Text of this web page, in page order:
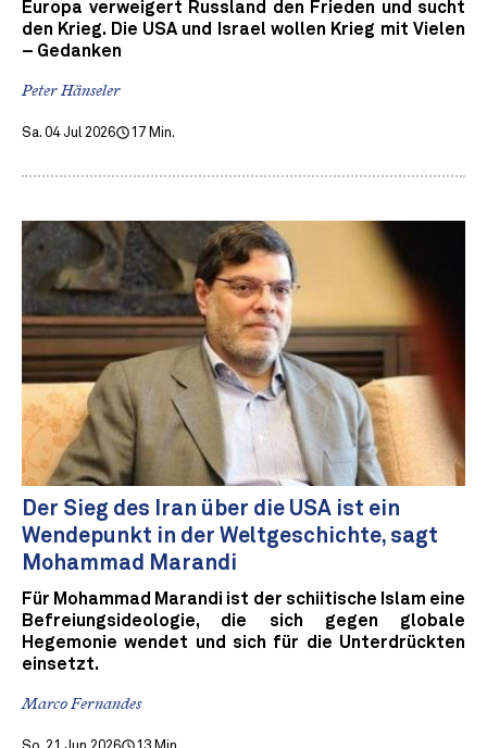
Europa verweigert Russland den Frieden und sucht
den Krieg. Die USA und Israel wollen Krieg mit Vielen
– Gedanken
Peter Hänseler
Sa. 04 Jul 2026 17 Min.
Der Sieg des Iran über die USA ist ein
Wendepunkt in der Weltgeschichte, sagt
Mohammad Marandi
Für Mohammad Marandi ist der schiitische Islam eine
Befreiungsideologie, die sich gegen globale
Hegemonie wendet und sich für die Unterdrückten
einsetzt.
Marco Fernandes